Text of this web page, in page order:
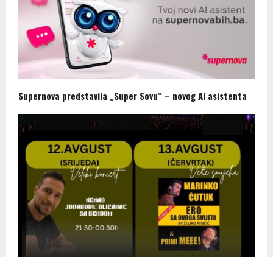
Supernova predstavila „Super Sovu“ – novog AI asistenta